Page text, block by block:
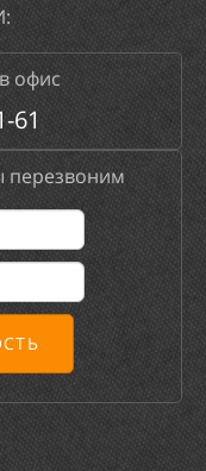
офис
61
перезвоним